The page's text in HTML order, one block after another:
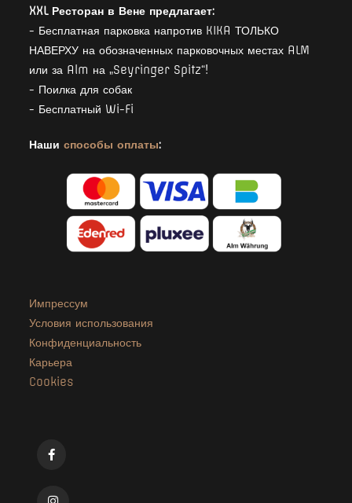
XXL Ресторан в Вене предлагает:
- Бесплатная парковка напротив KIKA ТОЛЬКО
НАВЕРХУ на обозначенных парковочных местах ALM
или за Alm на „Seyringer Spitz“!
- Поилка для собак
- Бесплатный Wi-Fi
Нашиспособы оплаты:
Импрессум
Условия использования
Конфиденциальность
Карьера
Cookies